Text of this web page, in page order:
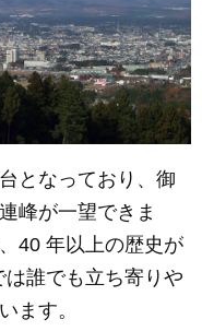
となっており、御
峰が一望できま
40 年以上の歴史が
誰でも立ち寄りや
ます。